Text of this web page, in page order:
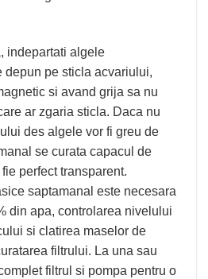
indepartati algele
depun pe sticla acvariului,
si avand grija sa nu
ar zgaria sticla. Daca nu
des algele vor fi greu de
se curata capacul de
perfect transparent.
saptamanal este necesara
din apa, controlarea nivelului
si clatirea maselor de
filtrului. La una sau
filtrul si pompa pentru o